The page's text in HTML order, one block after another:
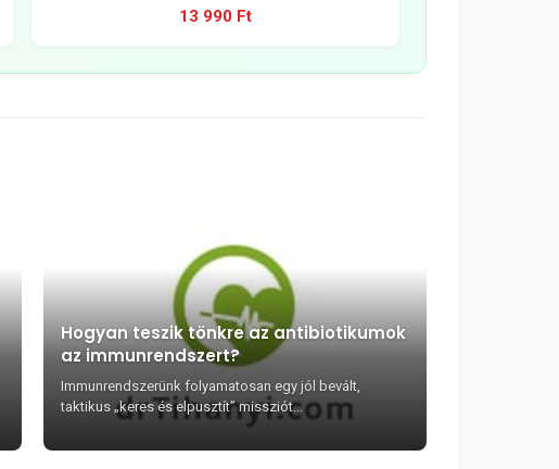
13 990 Ft
Hogyan teszik tönkre az antibiotikumok
az immunrendszert?
Immunrendszerünk folyamatosan egy jól bevált,
taktikus „keres és elpusztít” missziót...